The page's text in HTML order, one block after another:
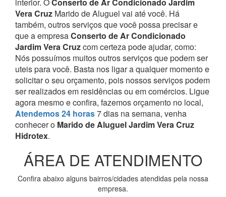
Vera Cruz Marido de Aluguel vai até você. Há
também, outros serviços que você possa precisar e
que a empresaConserto de Ar Condicionado
Jardim Vera Cruzcom certeza pode ajudar, como:
Nós possuímos muitos outros serviços que podem ser
uteis para você. Basta nos ligar a qualquer momento e
solicitar o seu orçamento, pois nossos serviços podem
ser realizados em residências ou em comércios. Ligue
agora mesmo e confira, fazemos orçamento no local,
Atendemos 24 horas7 dias na semana, venha
conhecer o Marido de Aluguel Jardim Vera Cruz
Hidrotex.
ÁREA DE ATENDIMENTO
Confira abaixo alguns bairros/cidades atendidas pela nossa
empresa.